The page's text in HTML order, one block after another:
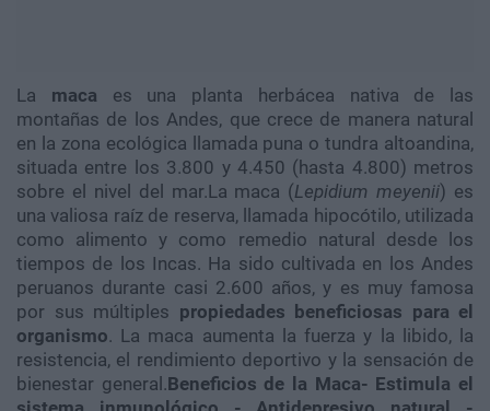
La maca es una planta herbácea nativa de las
montañas de los Andes, que crece de manera natural
en la zona ecológica llamada puna o tundra altoandina,
situada entre los 3.800 y 4.450 (hasta 4.800) metros
sobre el nivel del mar.La maca (Lepidium meyenii) es
una valiosa raíz de reserva, llamada hipocótilo, utilizada
como alimento y como remedio natural desde los
tiempos de los Incas. Ha sido cultivada en los Andes
peruanos durante casi 2.600 años, y es muy famosa
por sus múltiples propiedades beneficiosas para el
organismo. La maca aumenta la fuerza y la libido, la
resistencia, el rendimiento deportivo y la sensación de
bienestar general.Beneficios de la Maca- Estimula el